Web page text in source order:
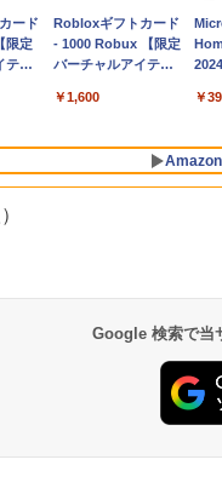
A18
イ
レ
メ
ン
tomtoc 360°保護
15.6 16インチ パソコ
ンケース Dell NEC
dynabook Lenovo
￥2,952
ッ
イ
ド
￥
ード
限定
テム
ロ
Robloxギフトカード
- 1000 Robux 【限定
バーチャルアイテム
ンゲームコード】 ロ
ンコード版
￥1,600
版
￥
AIイラスト表現辞典:
Amazon Kindle - 目
Google 検索で当